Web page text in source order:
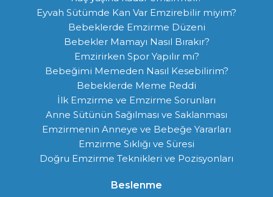
Eyvah Sütümde Kan Var Emzirebilir miyim?
Bebeklerde Emzirme Düzeni
Bebekler Mamayı Nasıl Bırakır?
Emzirirken Spor Yapılır mı?
Bebeğimi Memeden Nasıl Kesebilirim?
Bebeklerde Meme Reddi
İlk Emzirme ve Emzirme Sorunları
Anne Sütünün Sağılması ve Saklanması
Emzirmenin Anneye ve Bebeğe Yararları
Emzirme Sıklığı ve Süresi
Doğru Emzirme Teknikleri ve Pozisyonları
Beslenme